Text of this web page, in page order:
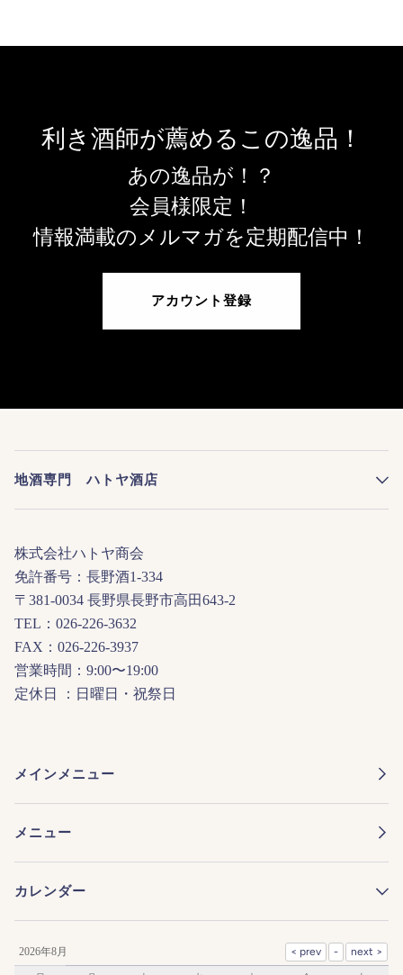
利き酒師が薦めるこの逸品！
あの逸品が！？
会員様限定！
情報満載のメルマガを定期配信中！
アカウント登録
地酒専門 ハトヤ酒店
株式会社ハトヤ商会
免許番号：長野酒1-334
〒381-0034 長野県長野市高田643-2
TEL：026-226-3632
FAX：026-226-3937
営業時間：9:00〜19:00
定休日 ：日曜日・祝祭日
メインメニュー
メニュー
カレンダー
2026年8月